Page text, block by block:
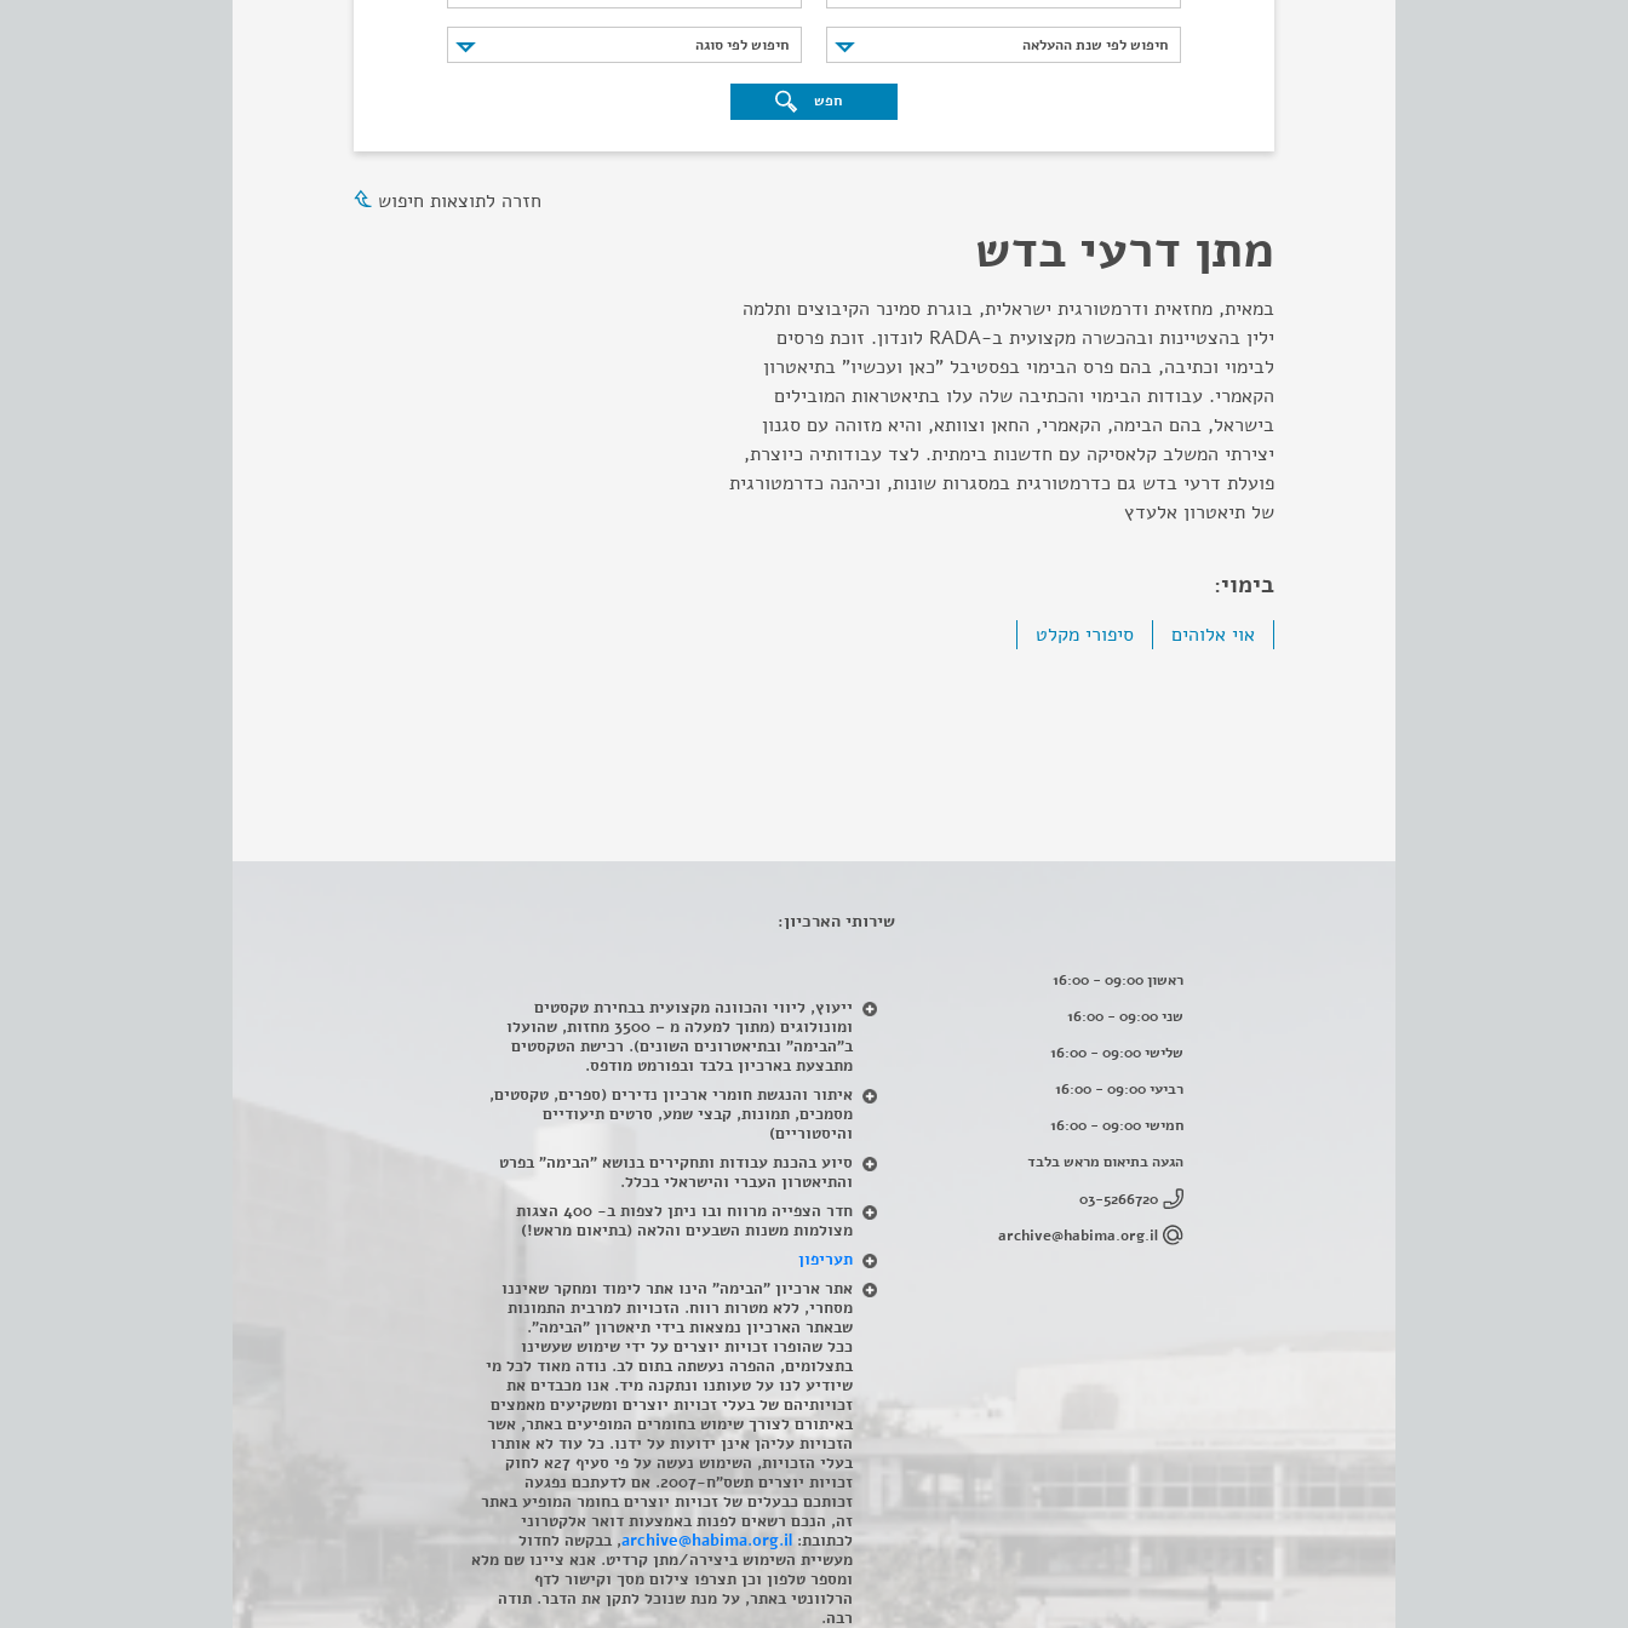
חיפוש לפי שנת ההעלאה
חיפוש לפי שנת ההעלאה חיפוש לפי סוגה
חיפוש לפי סוגה
חפש
חזרה לתוצאות חיפוש
מתן דרעי בדש
במאית, מחזאית ודרמטורגית ישראלית, בוגרת סמינר הקיבוצים ותלמה
ילין בהצטיינות ובהכשרה מקצועית ב-RADA לונדון. זוכת פרסים
לבימוי וכתיבה, בהם פרס הבימוי בפסטיבל "כאן ועכשיו" בתיאטרון
הקאמרי. עבודות הבימוי והכתיבה שלה עלו בתיאטראות המובילים
בישראל, בהם הבימה, הקאמרי, החאן וצוותא, והיא מזוהה עם סגנון
יצירתי המשלב קלאסיקה עם חדשנות בימתית. לצד עבודותיה כיוצרת,
פועלת דרעי בדש גם כדרמטורגית במסגרות שונות, וכיהנה כדרמטורגית
של תיאטרון אלעדץ
בימוי:
אוי אלוהים סיפורי מקלט
ראשון 09:00 - 16:00
שני 09:00 - 16:00
שלישי 09:00 - 16:00
רביעי 09:00 - 16:00
חמישי 09:00 - 16:00
הגעה בתיאום מראש בלבד
03-5266720
archive@habima.org.il
שירותי הארכיון:
ייעוץ, ליווי והכוונה מקצועית בבחירת טקסטים
ומונולוגים (מתוך למעלה מ – 3500 מחזות, שהועלו
ב"הבימה" ובתיאטרונים השונים). רכישת הטקסטים
מתבצעת בארכיון בלבד ובפורמט מודפס.
איתור והנגשת חומרי ארכיון נדירים (ספרים, טקסטים,
מסמכים, תמונות, קבצי שמע, סרטים תיעודיים
והיסטוריים)
סיוע בהכנת עבודות ותחקירים בנושא "הבימה" בפרט
והתיאטרון העברי והישראלי בכלל.
חדר הצפייה מרווח ובו ניתן לצפות ב- 400 הצגות
מצולמות משנות השבעים והלאה (בתיאום מראש!)
תעריפון
אתר ארכיון "הבימה" הינו אתר לימוד ומחקר שאיננו
מסחרי, ללא מטרות רווח. הזכויות למרבית התמונות
שבאתר הארכיון נמצאות בידי תיאטרון "הבימה".
ככל שהופרו זכויות יוצרים על ידי שימוש שעשינו
בתצלומים, ההפרה נעשתה בתום לב. נודה מאוד לכל מי
שיודיע לנו על טעותנו ונתקנה מיד. אנו מכבדים את
זכויותיהם של בעלי זכויות יוצרים ומשקיעים מאמצים
באיתורם לצורך שימוש בחומרים המופיעים באתר, אשר
הזכויות עליהן אינן ידועות על ידנו. כל עוד לא אותרו
בעלי הזכויות, השימוש נעשה על פי סעיף 27א לחוק
זכויות יוצרים תשס"ח-2007. אם לדעתכם נפגעה
זכותכם כבעלים של זכויות יוצרים בחומר המופיע באתר
זה, הנכם רשאים לפנות באמצעות דואר אלקטרוני
לכתובת: archive@habima.org.il, בבקשה לחדול
מעשיית השימוש ביצירה/מתן קרדיט. אנא ציינו שם מלא
ומספר טלפון וכן תצרפו צילום מסך וקישור לדף
הרלוונטי באתר, על מנת שנוכל לתקן את הדבר. תודה
רבה.